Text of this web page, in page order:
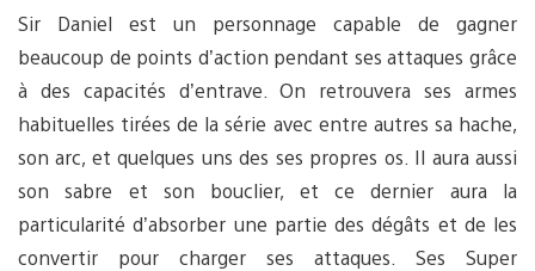
Sir Daniel est un personnage capable de gagner
beaucoup de points d’action pendant ses attaques grâce
à des capacités d’entrave. On retrouvera ses armes
habituelles tirées de la série avec entre autres sa hache,
son arc, et quelques uns des ses propres os. Il aura aussi
son sabre et son bouclier, et ce dernier aura la
particularité d’absorber une partie des dégâts et de les
convertir pour charger ses attaques. Ses Super